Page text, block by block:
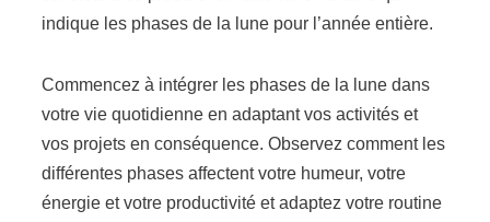
indique les phases de la lune pour l’année entière.
Commencez à intégrer les phases de la lune dans
votre vie quotidienne en adaptant vos activités et
vos projets en conséquence. Observez comment les
différentes phases affectent votre humeur, votre
énergie et votre productivité et adaptez votre routine